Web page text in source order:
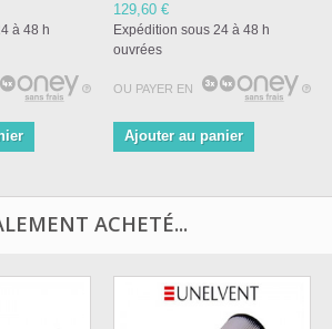
à 48 h
129,60 €
Expédition sous 24 à 48 h
ouvrées
OU PAYER EN
Ajouter au panier
ACHETÉ...